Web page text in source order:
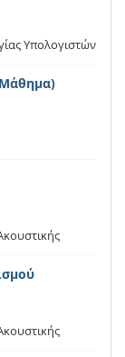
Υπολογιστών
Μάθημα)